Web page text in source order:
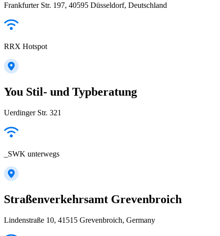
Frankfurter Str. 197, 40595 Düsseldorf, Deutschland
RRX Hotspot
You Stil- und Typberatung
Uerdinger Str. 321
_SWK unterwegs
Straßenverkehrsamt Grevenbroich
Lindenstraße 10, 41515 Grevenbroich, Germany